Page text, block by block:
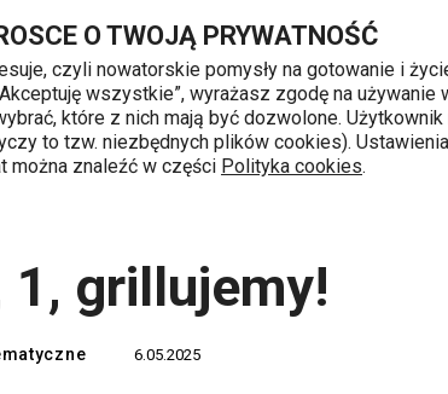
O TWOJĄ PRYWATNOŚĆ
czyli nowatorskie pomysły na gotowanie i
wszystkie”, wyrażasz zgodę na
które z nich mają być dozwolone.
to tzw. niezbędnych plików cookies).
można znaleźć w części Polityka cookies.
Przejdź do głównej
Przejdź do
Przejdź do
809 700
- piątek od 8 do 16
1, grillujemy!
6.05.2025